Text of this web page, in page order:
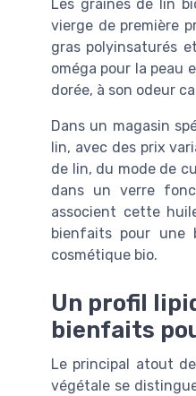
Les graines de lin
vierge de première
gras polyinsaturés
oméga pour la peau
dorée, à son odeur
Dans un magasin
lin, avec des prix
de lin, du mode de
dans un verre
associent cette
bienfaits pour une
cosmétique bio.
Un profil
bienfaits
Le principal atout
végétale se